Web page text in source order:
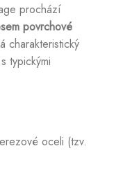
prochází
povrchové
charakteristický
typickými
oceli (tzv.